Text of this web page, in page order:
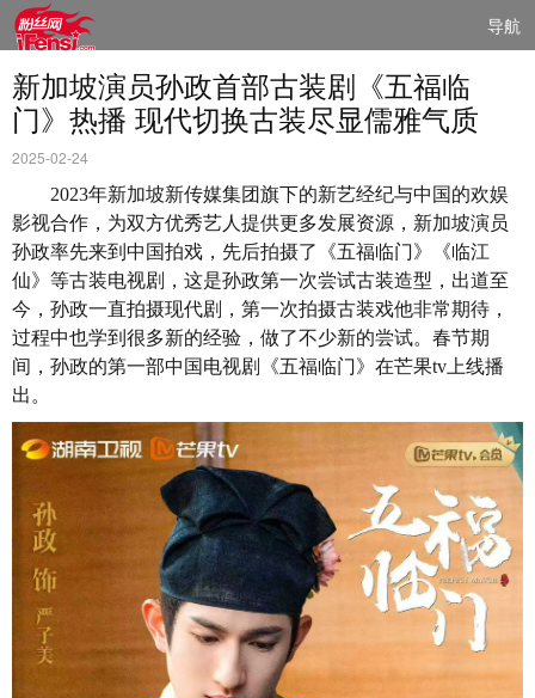
导航
新加坡演员孙政首部古装剧《五福临
门》热播 现代切换古装尽显儒雅气质
2025-02-24
2023年新加坡新传媒集团旗下的新艺经纪与中国的欢娱
影视合作，为双方优秀艺人提供更多发展资源，新加坡演员
孙政率先来到中国拍戏，先后拍摄了《五福临门》《临江
仙》等古装电视剧，这是孙政第一次尝试古装造型，出道至
今，孙政一直拍摄现代剧，第一次拍摄古装戏他非常期待，
过程中也学到很多新的经验，做了不少新的尝试。春节期
间，孙政的第一部中国电视剧《五福临门》在芒果tv 上线播
出。